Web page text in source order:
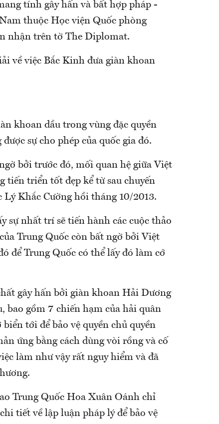
tính gây hấn và bất hợp pháp -
thuộc Học viện Quốc phòng
nhận trên tờ The Diplomat.
về việc Bắc Kinh đưa giàn khoan
khoan dầu trong vùng đặc quyền
sự cho phép của quốc gia đó.
bởi trước đó, mối quan hệ giữa Việt
tiến triển tốt đẹp kể từ sau chuyến
Khắc Cường hồi tháng 10/2013.
sự nhất trí sẽ tiến hành các cuộc thảo
Trung Quốc còn bất ngờ bởi Việt
để Trung Quốc có thể lấy đó làm cớ
gây hấn bởi giàn khoan Hải Dương
bao gồm 7 chiến hạm của hải quân
tới để bảo vệ quyền chủ quyền
ứng bằng cách dùng vòi rồng và cố
làm như vậy rất nguy hiểm và đã
Trung Quốc Hoa Xuân Oánh chỉ
tiết về lập luận pháp lý để bảo vệ